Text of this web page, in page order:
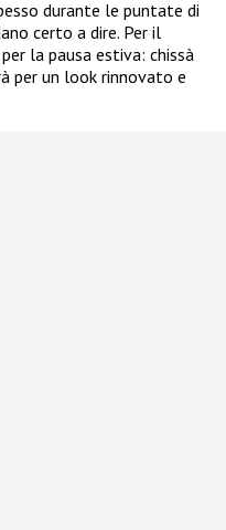
durante le puntate di
certo a dire. Per il
la pausa estiva: chissà
per un look rinnovato e